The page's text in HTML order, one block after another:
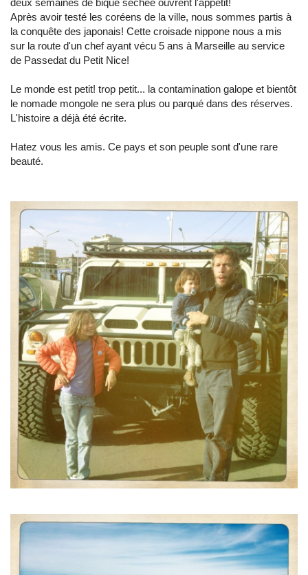
Après avoir testé les coréens de la ville, nous sommes partis à
la conquête des japonais! Cette croisade nippone nous a mis
sur la route d'un chef ayant vécu 5 ans à Marseille au service
de Passedat du Petit Nice!
Le monde est petit! trop petit... la contamination galope et bientôt
le nomade mongole ne sera plus ou parqué dans des réserves.
L'histoire a déjà été écrite.
Hatez vous les amis. Ce pays et son peuple sont d'une rare
beauté.